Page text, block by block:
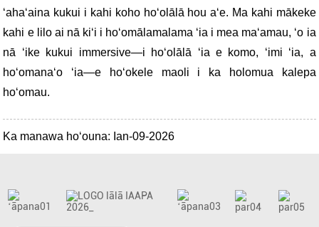
ʻahaʻaina kukui i kahi koho hoʻolālā hou aʻe. Ma kahi mākeke
kahi e lilo ai nā kiʻi i hoʻomālamalama ʻia i mea maʻamau, ʻo ia
nā ʻike kukui immersive—i hoʻolālā ʻia e komo, ʻimi ʻia, a
hoʻomanaʻo ʻia—e hoʻokele maoli i ka holomua kalepa
hoʻomau.
Ka manawa hoʻouna: Ian-09-2026